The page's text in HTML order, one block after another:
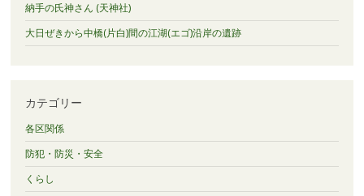
納手の氏神さん (天神社)
大日ぜきから中橋(片白)間の江湖(エゴ)沿岸の遺跡
カテゴリー
各区関係
防犯・防災・安全
くらし